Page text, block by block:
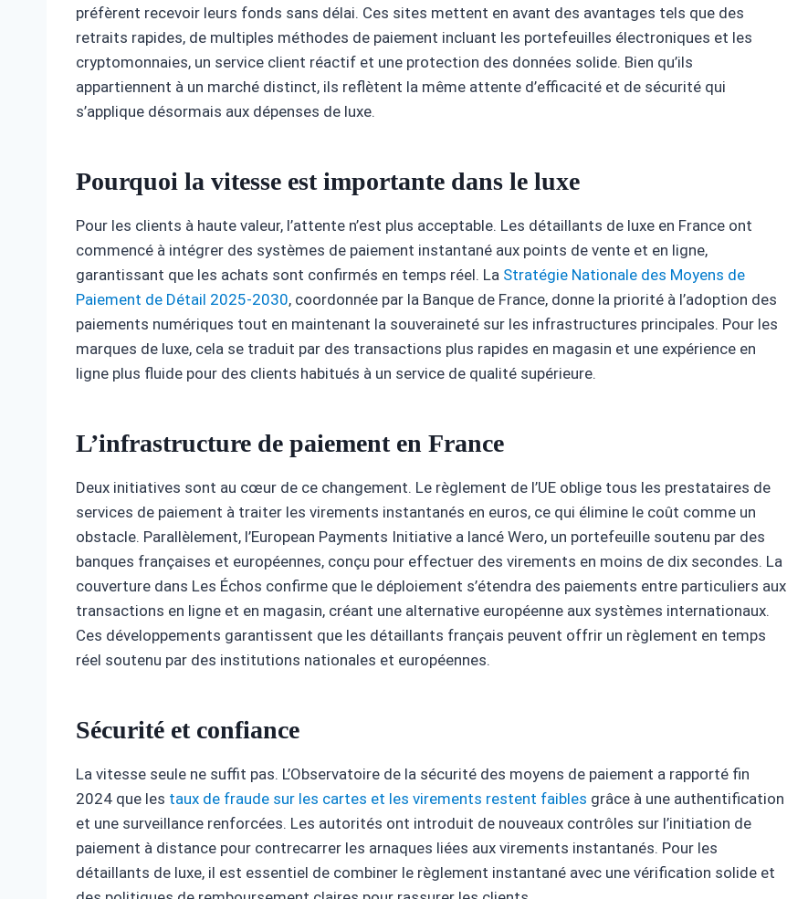
préfèrent recevoir leurs fonds sans délai. Ces sites mettent en avant des avantages tels que des
retraits rapides, de multiples méthodes de paiement incluant les portefeuilles électroniques et les
cryptomonnaies, un service client réactif et une protection des données solide. Bien qu’ils
appartiennent à un marché distinct, ils reflètent la même attente d’efficacité et de sécurité qui
s’applique désormais aux dépenses de luxe.
Pourquoi la vitesse est importante dans le luxe
Pour les clients à haute valeur, l’attente n’est plus acceptable. Les détaillants de luxe en France ont
commencé à intégrer des systèmes de paiement instantané aux points de vente et en ligne,
garantissant que les achats sont confirmés en temps réel. La Stratégie Nationale des Moyens de
Paiement de Détail 2025-2030, coordonnée par la Banque de France, donne la priorité à l’adoption des
paiements numériques tout en maintenant la souveraineté sur les infrastructures principales. Pour les
marques de luxe, cela se traduit par des transactions plus rapides en magasin et une expérience en
ligne plus fluide pour des clients habitués à un service de qualité supérieure.
L’infrastructure de paiement en France
Deux initiatives sont au cœur de ce changement. Le règlement de l’UE oblige tous les prestataires de
services de paiement à traiter les virements instantanés en euros, ce qui élimine le coût comme un
obstacle. Parallèlement, l’European Payments Initiative a lancé Wero, un portefeuille soutenu par des
banques françaises et européennes, conçu pour effectuer des virements en moins de dix secondes. La
couverture dans Les Échos confirme que le déploiement s’étendra des paiements entre particuliers aux
transactions en ligne et en magasin, créant une alternative européenne aux systèmes internationaux.
Ces développements garantissent que les détaillants français peuvent offrir un règlement en temps
réel soutenu par des institutions nationales et européennes.
Sécurité et confiance
La vitesse seule ne suffit pas. L’Observatoire de la sécurité des moyens de paiement a rapporté fin
2024 que les taux de fraude sur les cartes et les virements restent faibles grâce à une authentification
et une surveillance renforcées. Les autorités ont introduit de nouveaux contrôles sur l’initiation de
paiement à distance pour contrecarrer les arnaques liées aux virements instantanés. Pour les
détaillants de luxe, il est essentiel de combiner le règlement instantané avec une vérification solide et